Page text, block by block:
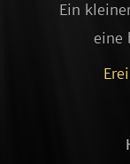
Ein
eine